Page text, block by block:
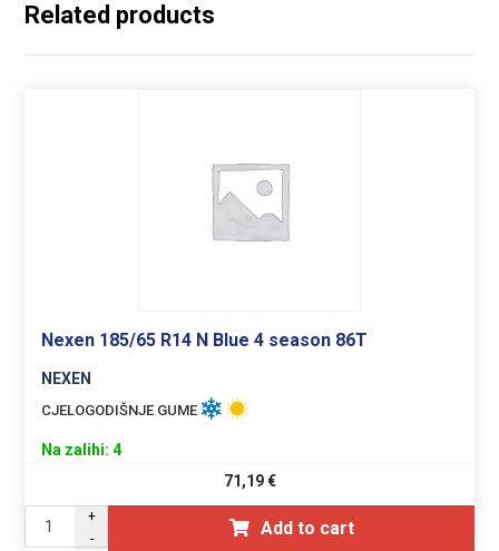
Related products
Nexen 185/65 R14 N Blue 4 season 86T
NEXEN
CJELOGODIŠNJE GUME
Na zalihi: 4
71,19€
+
-
Add to cart